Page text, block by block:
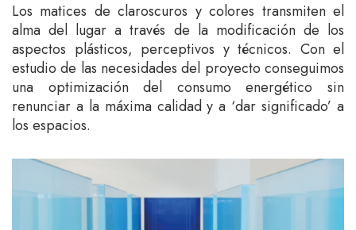
Los matices de claroscuros y colores transmiten el
alma del lugar a través de la modificación de los
aspectos plásticos, perceptivos y técnicos. Con el
estudio de las necesidades del proyecto conseguimos
una optimización del consumo energético sin
renunciar a la máxima calidad y a ‘dar significado’ a
los espacios.